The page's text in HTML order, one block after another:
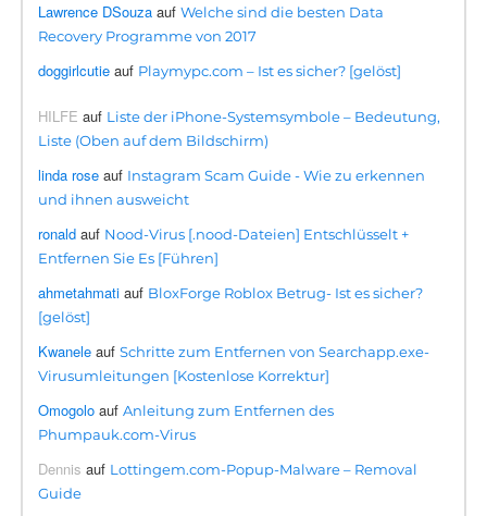
Lawrence DSouza aufWelche sind die besten Data
Recovery Programme von 2017
doggirlcutie auf Playmypc.com – Ist es sicher? [gelöst]
HILFE auf Liste der iPhone-Systemsymbole – Bedeutung,
Liste (Oben auf dem Bildschirm)
linda rose auf Instagram Scam Guide - Wie zu erkennen
und ihnen ausweicht
ronald auf Nood-Virus [.nood-Dateien] Entschlüsselt +
Entfernen Sie Es [Führen]
ahmetahmati auf BloxForge Roblox Betrug- Ist es sicher?
[gelöst]
Kwanele aufSchritte zum Entfernen von Searchapp.exe-
Virusumleitungen [Kostenlose Korrektur]
Omogolo aufAnleitung zum Entfernen des
Phumpauk.com-Virus
Dennis auf Lottingem.com-Popup-Malware – Removal
Guide